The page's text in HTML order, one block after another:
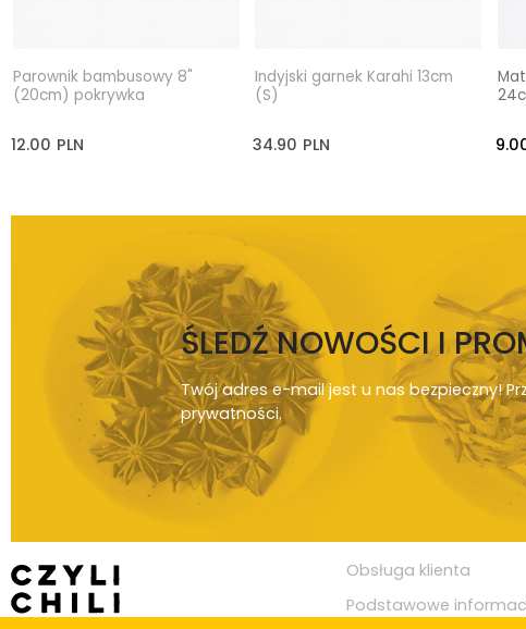
Parownik bambusowy 8"
(20cm) pokrywka
12.00 PLN
Indyjski garnek Karahi 13cm
(S)
34.90 PLN
ŚLEDŹ NOWOŚCI I
Twój adres e-mail jest u nas bezpieczny!
prywatności.
Obsługa klienta
Podstawowe